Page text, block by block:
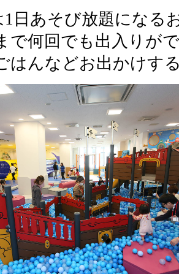
日あそび放題になる
で何回でも出入りが
はんなどお出かけす